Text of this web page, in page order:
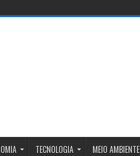
TECNOLOGIA MEIO AMBIENTE